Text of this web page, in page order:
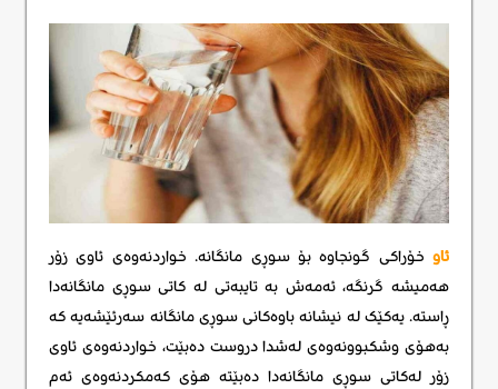
ئاو خۆراکی گونجاوه بۆ سوڕی مانگانە. خواردنەوەی ئاوی زۆر
هەمیشە گرنگە، ئەمەش بە تایبەتی لە کاتی سوڕی مانگانەدا
ڕاستە. یەکێک لە نیشانە باوەکانی سوڕی مانگانە سەرئێشەیە کە
بەهۆی وشکبوونەوەی لەشدا دروست دەبێت، خواردنەوەی ئاوی
زۆر لەکاتی سوڕی مانگانەدا دەبێتە هۆی کەمکردنەوەی ئەم